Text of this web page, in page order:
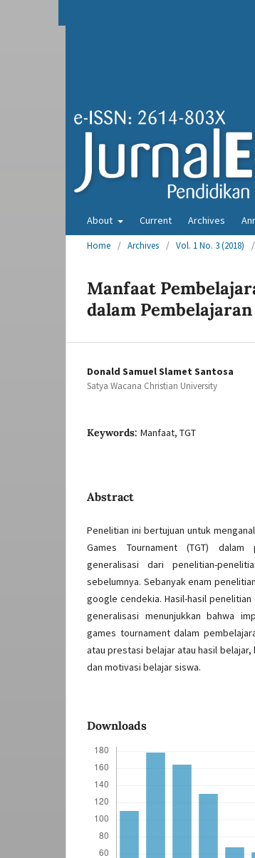
About Current Archives
Home / Archives / Vol. 1 No. 3 (2018) /
Manfaat
dalam Pembelajaran
Donald Samuel Slamet Santosa
Satya Wacana Christian University
Keywords: Manfaat, TGT
Abstract
Penelitian ini bertujuan untuk
Games Tournament (TGT) dalam
generalisasi dari penelitian-
sebelumnya. Sebanyak enam
google cendekia. Hasil-hasil
generalisasi menunjukkan bahwa
games tournament dalam
atau prestasi belajar atau hasil
dan motivasi belajar siswa.
Downloads